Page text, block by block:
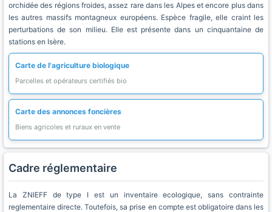
orchidée des régions froides, assez rare dans les Alpes et encore plus dans
les autres massifs montagneux européens. Espèce fragile, elle craint les
perturbations de son milieu. Elle est présente dans un cinquantaine de
stations en Isère.
Carte de l'agriculture biologique
Parcelles et opérateurs certifiés bio
Carte des annonces foncières
Biens agricoles et ruraux en vente
Cadre réglementaire
La ZNIEFF de type I est un inventaire ecologique, sans contrainte
reglementaire directe. Toutefois, sa prise en compte est obligatoire dans les